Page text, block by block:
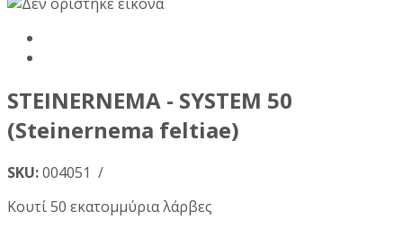
STEINERNEMA - SYSTEM 50
(Steinernema feltiae)
SKU:004051 /
Κουτί 50 εκατομμύρια λάρβες